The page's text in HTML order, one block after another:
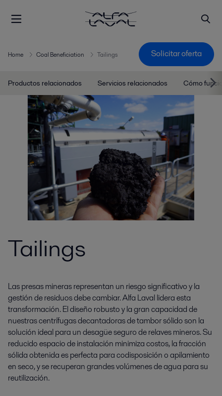
Home Coal Beneficiation Tailings Solicitar oferta
Productos relacionados Servicios relacionados Cómo
Tailings
Las presas mineras representan un riesgo significativo y la
gestión de residuos debe cambiar. Alfa Laval lidera esta
transformación. El diseño robusto y la gran capacidad de
nuestras centrífugas decantadoras de tambor sólido son la
solución ideal para un desagüe seguro de relaves mineros. Su
reducido espacio de instalación minimiza costos, la fracción
sólida obtenida es perfecta para codisposición o apilamiento
en seco, y se recuperan grandes volúmenes de agua para su
reutilización.